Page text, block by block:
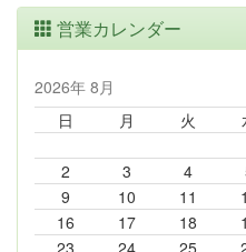
営業カレンダー
2026年 8月
日
月 火
2
3 4
9
10 11
16
17 18
23
24 25